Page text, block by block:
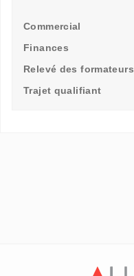
Commercial
Finances
Relevé des formateurs
Trajet qualifiant